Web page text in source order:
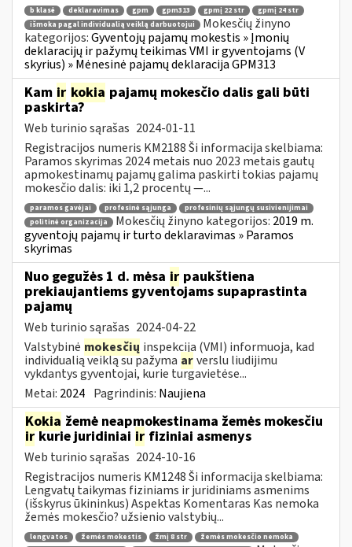
b klasė deklaravimas gpm gpm313 gpmį 22 str
gpmį 24 str
išmoka pagal individualią veiklą darbuotojui
Mokesčių žinyno
kategorijos:Gyventojų pajamų mokestis » Įmonių
deklaracijų ir pažymų teikimas VMI ir gyventojams (V
skyrius) » Mėnesinė pajamų deklaracija GPM313
Kam ir kokia pajamų mokesčio dalis gali būti
paskirta?
Web turinio sąrašas 2024-01-11
Registracijos numeris KM2188 Ši informacija skelbiama:
Paramos skyrimas 2024 metais nuo 2023 metais gautų
apmokestinamų pajamų galima paskirti tokias pajamų
mokesčio dalis: iki 1,2 procentų —...
paramos gavėjai profesinė sąjunga
profesinių sąjungų susivienijimai
politinė organizacija
Mokesčių žinyno kategorijos: 2019 m.
gyventojų pajamų ir turto deklaravimas » Paramos
skyrimas
Nuo gegužės 1 d. mėsa ir paukštiena
prekiaujantiems gyventojams supaprastinta
pajamų
Web turinio sąrašas 2024-04-22
Valstybinė mokesčių inspekcija (VMI) informuoja, kad
individualią veiklą su pažyma arverslu liudijimu
vykdantys gyventojai, kurie turgavietėse...
Metai: 2024 Pagrindinis: Naujiena
Kokia žemė neapmokestinama žemės mokesčiu
irkurie juridiniai ir fiziniai asmenys
Web turinio sąrašas 2024-10-16
Registracijos numeris KM1248 Ši informacija skelbiama:
Lengvatų taikymas fiziniams ir juridiniams asmenims
(išskyrus ūkininkus) Aspektas Komentaras Kas nemoka
žemės mokesčio? užsienio valstybių...
lengvatos žemės mokestis žmį 8 str
žemės mokesčio nemoka